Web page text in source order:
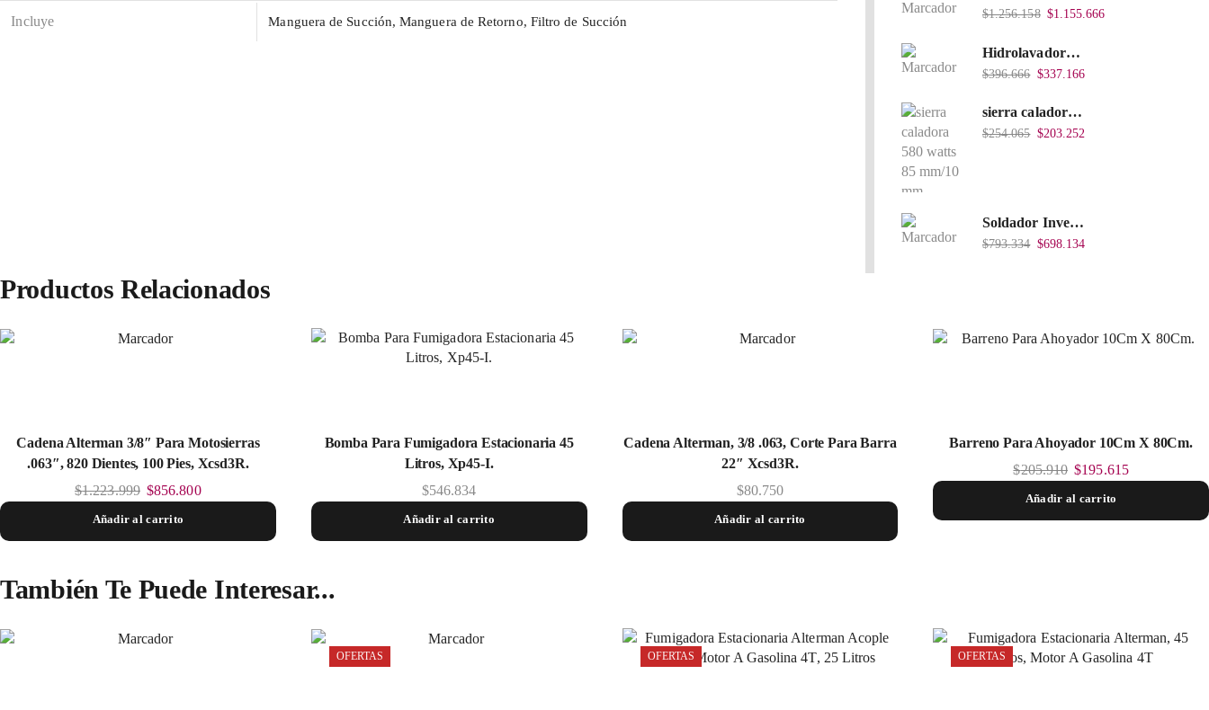
Incluye Manguera de Succión, Manguera de Retorno, Filtro de Succión
$1.256.158 $1.155.666
Hidrolavadora Eléctrica Takima 1.200W TKPW1200-13
$396.666 $337.166
sierra caladora 580 watts 85 mm/10 mm TKJS-85
$254.065 $203.252
Soldador Inverter 200Amps 110/220V 40% Heavy Duty (Hd) Tkwi-200-C
$793.334 $698.134
Productos Relacionados
Cadena Alterman 3/8″ Para Motosierras
.063″, 820 Dientes, 100 Pies, Xcsd3R.
$1.223.999 $856.800
Añadir al carrito
Bomba Para Fumigadora Estacionaria 45
Litros, Xp45-I.
$546.834
Añadir al carrito
Cadena Alterman, 3/8 .063, Corte Para Barra
22″ Xcsd3R.
$80.750
Añadir al carrito
Barreno Para Ahoyador 10Cm X 80Cm.
$205.910 $195.615
Añadir al carrito
También Te Puede Interesar...
OFERTAS OFERTAS OFERTAS